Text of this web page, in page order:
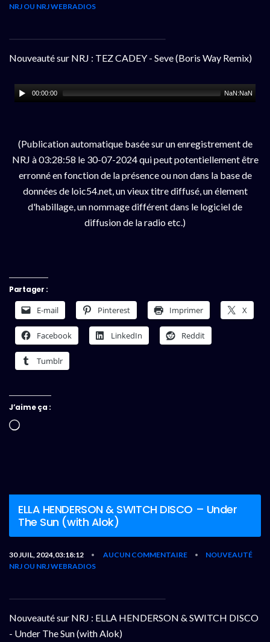
NRJ OU NRJ WEBRADIOS
Nouveauté sur NRJ : TEZ CADEY - Seve (Boris Way Remix)
00:00:00 NaN:NaN
(Publication automatique basée sur un enregistrement de
NRJ à 03:28:58 le 30-07-2024 qui peut potentiellement être
erronné en fonction de la présence ou non dans la base de
données de loic54.net, un vieux titre diffusé, un élement
d'habillage, un nommage différent dans le logiciel de
diffusion de la radio etc.)
Partager :
E-mail Pinterest Imprimer X
Facebook LinkedIn Reddit
Tumblr
J’aime ça :
Chargement…
ELLA HENDERSON & SWITCH DISCO – Under
The Sun (with Alok)
30 JUIL, 2024,03:18:12 • AUCUN COMMENTAIRE •
NOUVEAUTÉ
NRJ OU NRJ WEBRADIOS
Nouveauté sur NRJ : ELLA HENDERSON & SWITCH DISCO
- Under The Sun (with Alok)